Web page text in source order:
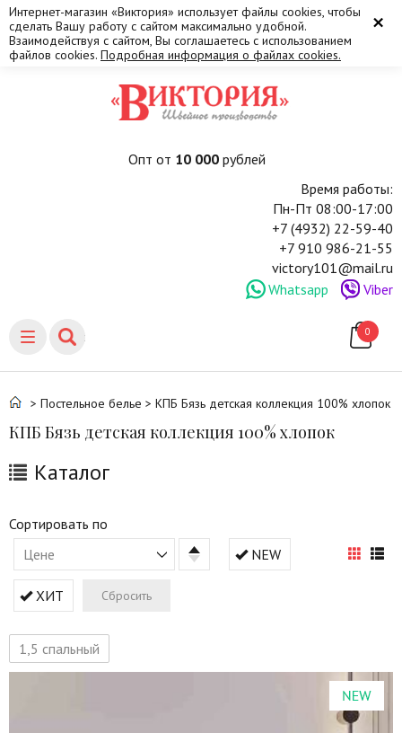
×
Интернет-магазин «Виктория» использует файлы cookies, чтобы
сделать Вашу работу с сайтом максимально удобной.
Взаимодействуя с сайтом, Вы соглашаетесь с использованием
файлов cookies. Подробная информация о файлах cookies.
Опт от 10 000рублей
Время работы:
Пн-Пт 08:00-17:00
+7 (4932) 22-59-40
+7 910 986-21-55
victory101@mail.ru
Whatsapp
Viber
0
> Постельное белье > КПБ Бязь детская коллекция 100% хлопок
КПБ Бязь детская коллекция 100% хлопок
Каталог
Сортировать по
Цене
NEW
ХИТ Сбросить
1,5 спальный